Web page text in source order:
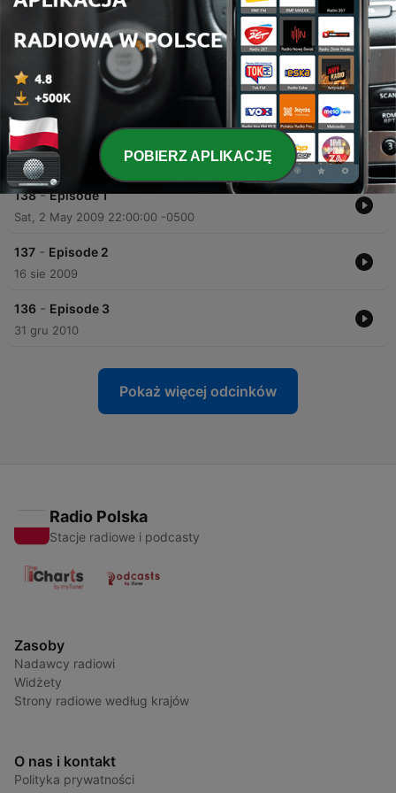
140 - Mark's Birthday Transmission / Progressive
Breaks Mixed Live on Twitch // Atmospherix
(April 6, 2026)
Thu, 9 Jul 2026 21:36:00 -0500
139 -
Progressive Breaks Mixed Live on Twitch /
Birthday Sesh // Atmospherix (April 3, 2026)
Wed, 8 Jul 2026 22:21:00 -0500
138 - Episode 1
Sat, 2 May 2009 22:00:00 -0500
137 - Episode 2
16 sie 2009
136 - Episode 3
31 gru 2010
Pokaż więcej odcinków
Radio Polska
Stacje radiowe i podcasty
Zasoby
Nadawcy radiowi
Widżety
Strony radiowe według krajów
O nas i kontakt
Polityka prywatności
POBIERZ APLIKACJĘ